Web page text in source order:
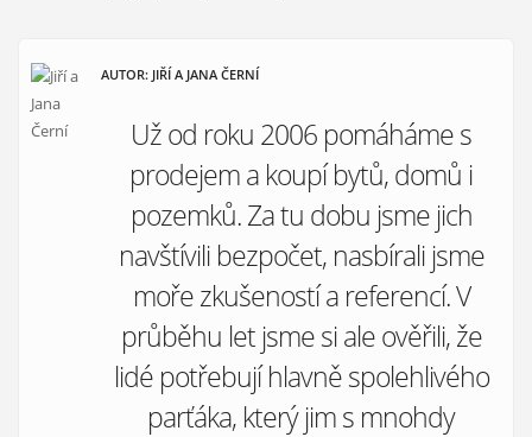
AUTOR: JIŘÍ A JANA ČERNÍ
Už od roku 2006 pomáháme s
prodejem a koupí bytů, domů i
pozemků. Za tu dobu jsme jich
navštívili bezpočet, nasbírali jsme
moře zkušeností a referencí. V
průběhu let jsme si ale ověřili, že
lidé potřebují hlavně spolehlivého
parťáka, který jim s mnohdy